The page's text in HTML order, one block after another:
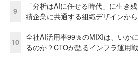
9
「分析はAIに任せる時代」に生き
績企業に共通する組織デザインから
10
全社AI活用率99％のMIXIは、いか
るのか？CTOが語るインフラ運用